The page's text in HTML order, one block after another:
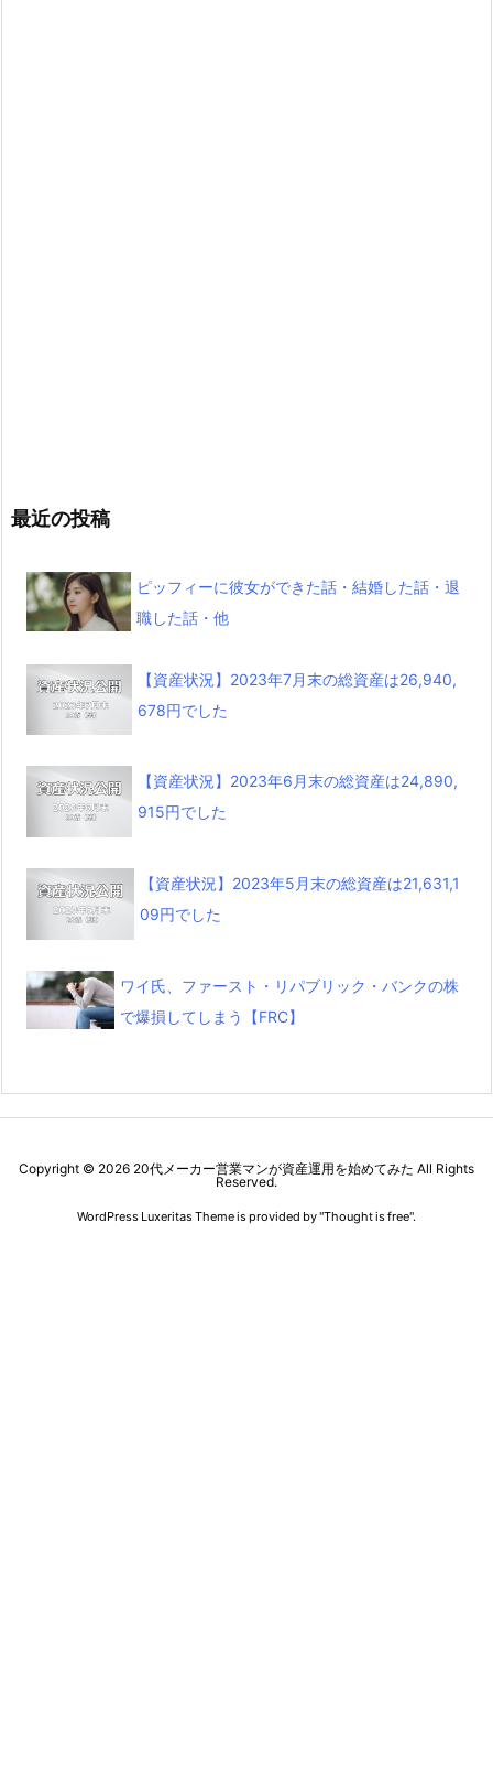
最近の投稿
ピッフィーに彼女ができた話・結婚した話・退
職した話・他
【資産状況】2023年7月末の総資産は26,940,
678円でした
【資産状況】2023年6月末の総資産は24,890,
915円でした
【資産状況】2023年5月末の総資産は21,631,1
09円でした
ワイ氏、ファースト・リパブリック・バンクの株
で爆損してしまう【FRC】
Copyright © 2026 20代メーカー営業マンが資産運用を始めてみた All Rights
Reserved.
WordPress Luxeritas Theme is provided by "Thought is free".